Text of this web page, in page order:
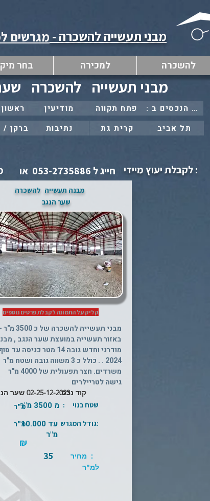
מגרשים מבני תעשייה להשכרה -
להשכרה למכירה בחר
להשכרה מבני תעשייה
: כל הנכסים ב
פתח תקווה
קרית גת
תל אביב
מודיעין ראשון
נתיבות
ברקן /
: לקבלת יעוץ מיידי חייג ל 053-2735886 או
מבנה תעשייה להשכרה
שער הנגב
קליק על התמונה לקבלת פרטים נוספים
מבני תעשייה להשכרה של כ 3500 מ"ר -
באזור תעשייה במועצת שער הנגב ,
מודרני וחדש גובה 14 מטר
2024 . . כולל כ 3 משווה גובה ושטח מ"ר
משרדים. חצר תפעולית של 4000 מ"ר
גישה לטריילרים
02-25-12-2023 שער הנגבקוד נכס
שטח בנוי : מ 3500 מ"ר
עד 10.000
מ"ר
:גודל המגרש
: מחיר
למ"ר
35
₪
מ"ר
מ"ר